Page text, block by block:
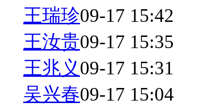
王瑞珍09-17 15:42
王汝贵09-17 15:35
王兆义09-17 15:31
吴兴春09-17 15:04